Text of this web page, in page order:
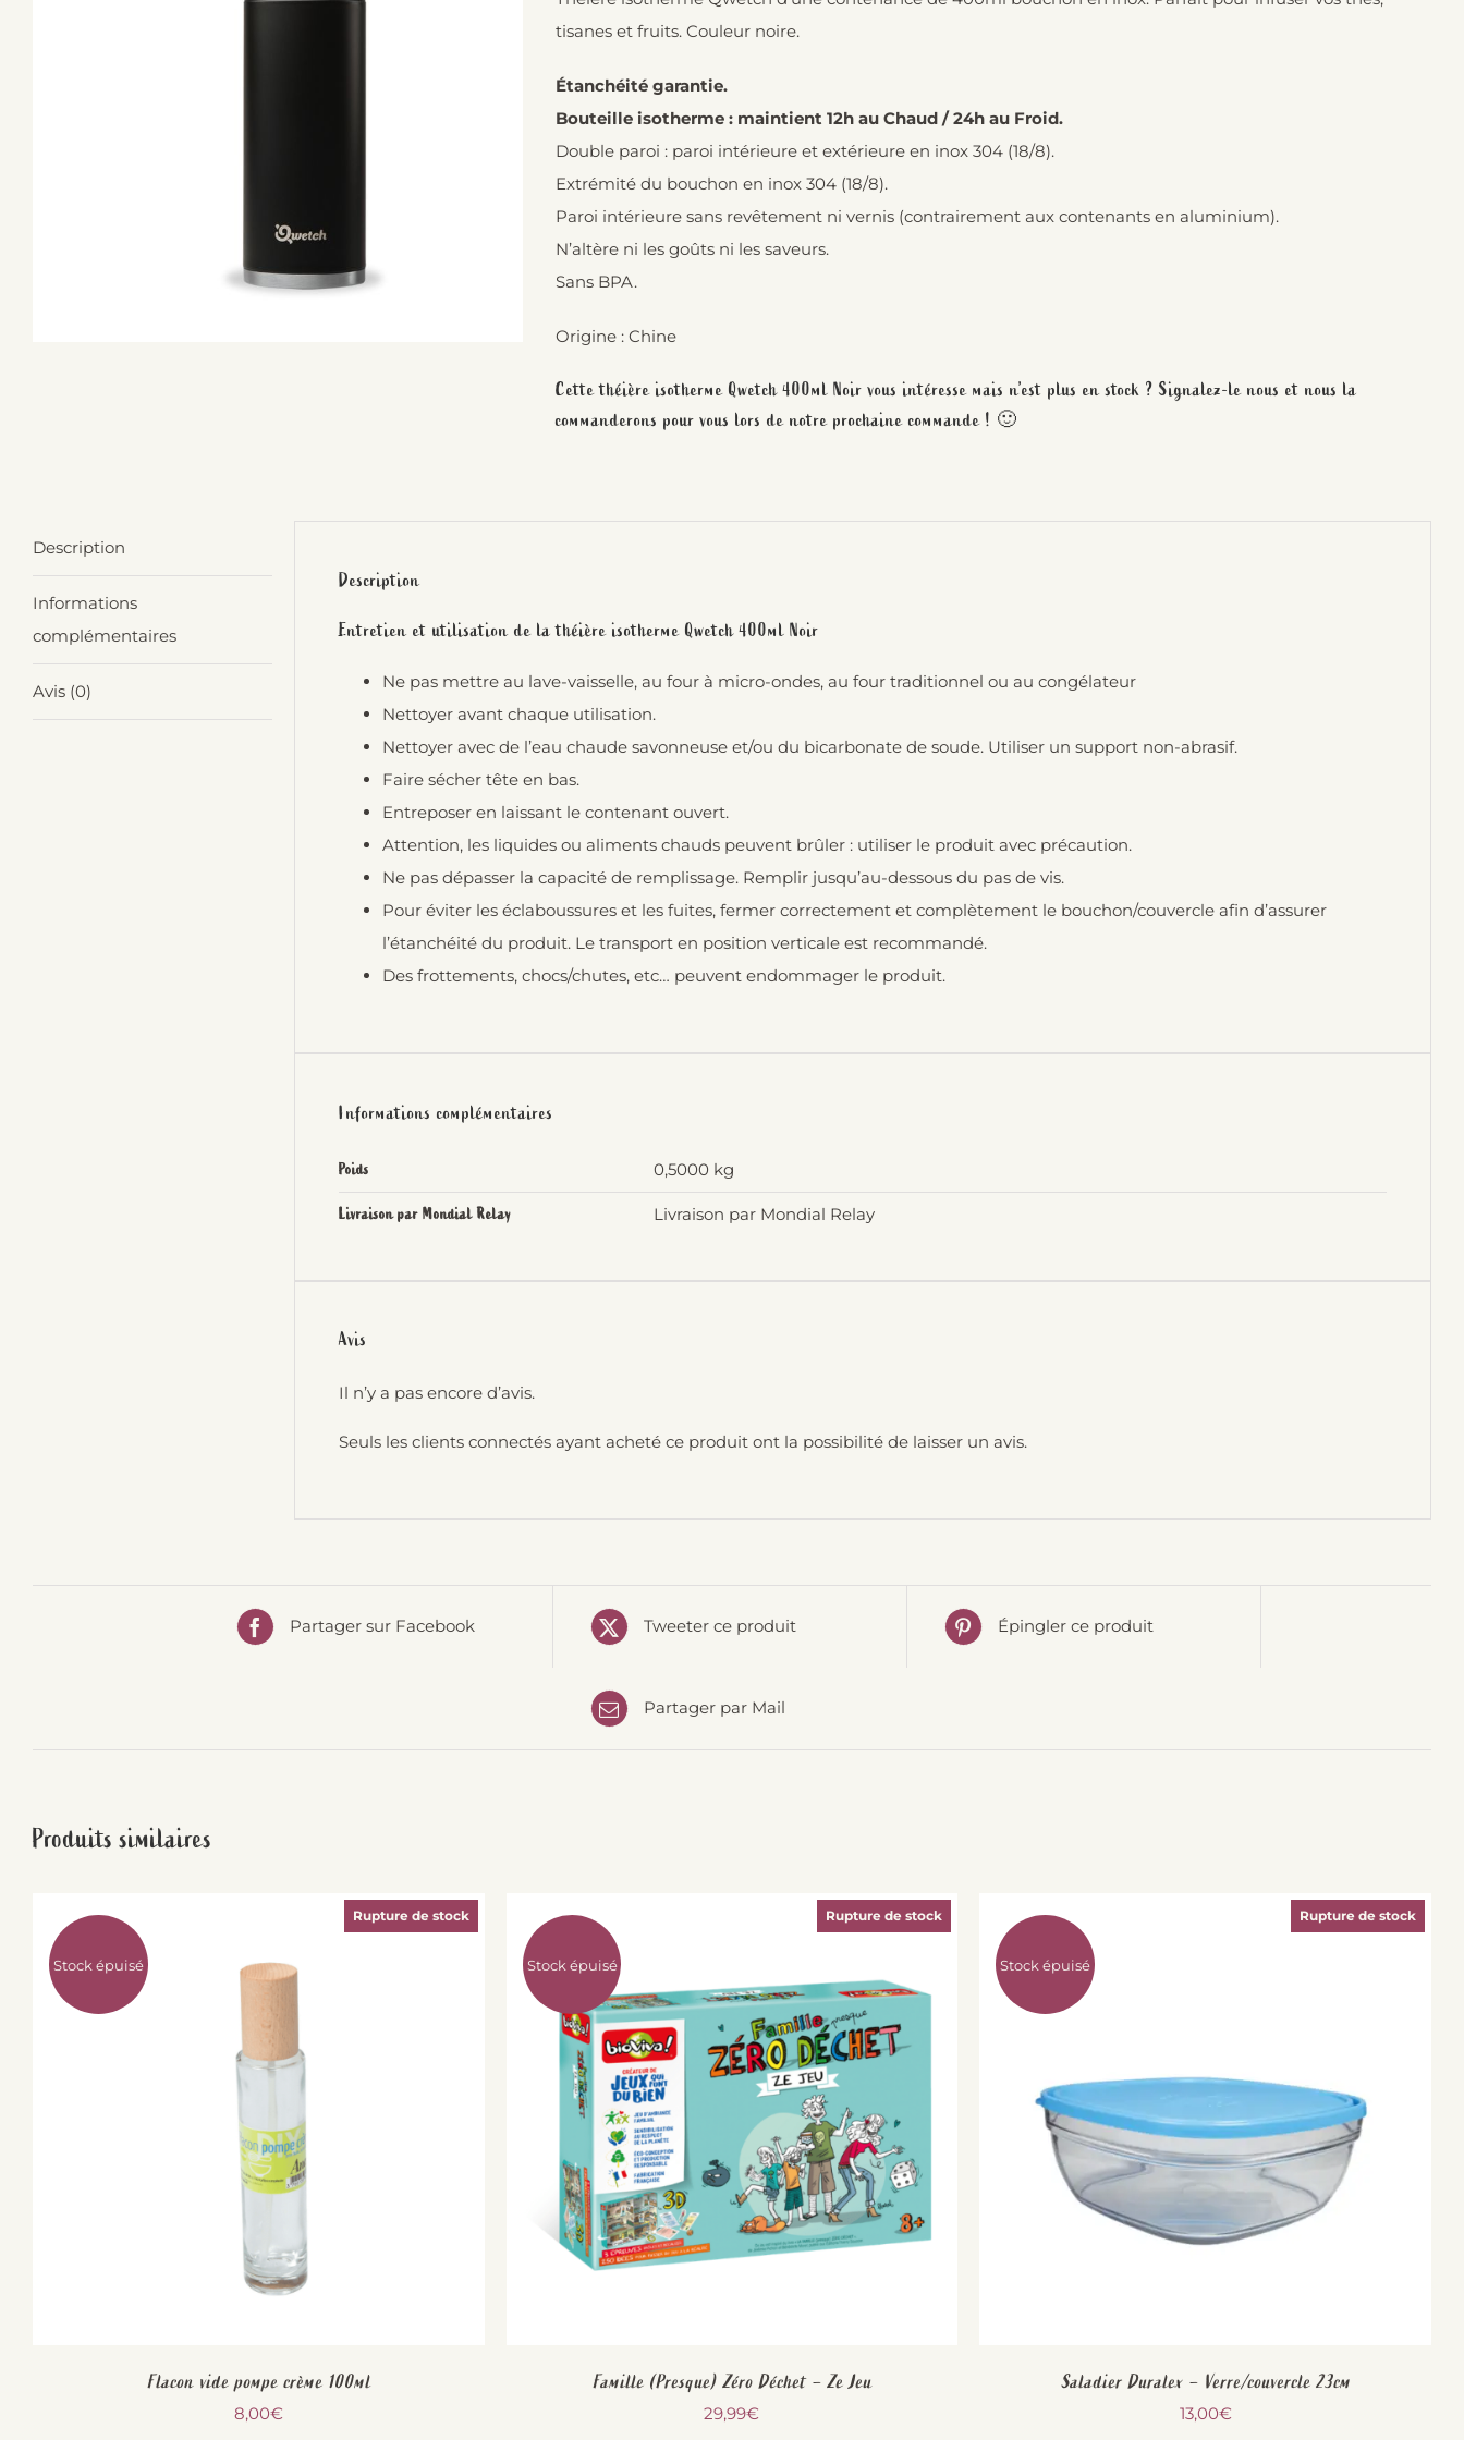
tisanes et fruits. Couleur noire.
Étanchéité garantie.
Bouteille isotherme : maintient 12h au Chaud / 24h au Froid.
Double paroi : paroi intérieure et extérieure en inox 304 (18/8).
Extrémité du bouchon en inox 304 (18/8).
Paroi intérieure sans revêtement ni vernis (contrairement aux contenants en aluminium).
N’altère ni les goûts ni les saveurs.
Sans BPA.
Origine : Chine
Cette théière isotherme Qwetch 400ml Noir vous intéresse mais n’est plus en stock ? Signalez-le nous et nous la
commanderons pour vous lors de notre prochaine commande ! 🙂
Description
Informations
complémentaires
Avis (0)
Description
Entretien et utilisation de la théière isotherme Qwetch 400ml Noir
Ne pas mettre au lave-vaisselle, au four à micro-ondes, au four traditionnel ou au congélateur
Nettoyer avant chaque utilisation.
Nettoyer avec de l’eau chaude savonneuse et/ou du bicarbonate de soude. Utiliser un support non-abrasif.
Faire sécher tête en bas.
Entreposer en laissant le contenant ouvert.
Attention, les liquides ou aliments chauds peuvent brûler : utiliser le produit avec précaution.
Ne pas dépasser la capacité de remplissage. Remplir jusqu’au-dessous du pas de vis.
Pour éviter les éclaboussures et les fuites, fermer correctement et complètement le bouchon/couvercle afin d’assurer
l’étanchéité du produit. Le transport en position verticale est recommandé.
Des frottements, chocs/chutes, etc… peuvent endommager le produit.
Informations complémentaires
Poids 0,5000 kg
Livraison par Mondial Relay Livraison par Mondial Relay
Avis
Il n’y a pas encore d’avis.
Seuls les clients connectés ayant acheté ce produit ont la possibilité de laisser un avis.
Partager sur Facebook Tweeter ce produit Épingler ce produit
Partager par Mail
Produits similaires
Stock épuisé
Rupture de stock
Flacon vide pompe crème 100ml
8,00€
Stock épuisé
Rupture de stock
Famille (Presque) Zéro Déchet – Ze Jeu
29,99€
Stock épuisé
Rupture de stock
Saladier Duralex – Verre/couvercle 23cm
13,00€